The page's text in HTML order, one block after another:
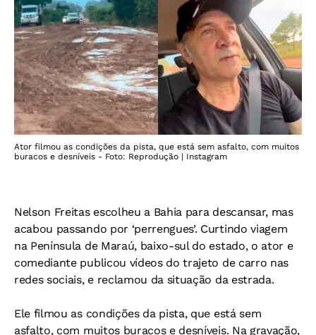
Ator filmou as condições da pista, que está sem asfalto, com muitos
buracos e desníveis - Foto: Reprodução | Instagram
Nelson Freitas escolheu a Bahia para descansar, mas
acabou passando por ‘perrengues’. Curtindo viagem
na Península de Maraú, baixo-sul do estado, o ator e
comediante publicou vídeos do trajeto de carro nas
redes sociais, e reclamou da situação da estrada.
Ele filmou as condições da pista, que está sem
asfalto, com muitos buracos e desníveis. Na gravação,